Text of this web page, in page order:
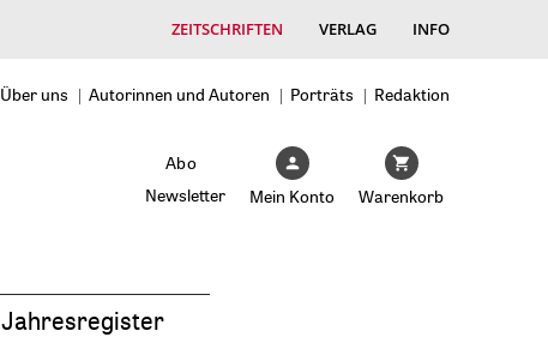
ZEITSCHRIFTEN VERLAG INFO
Über uns Autorinnen und Autoren Porträts
Redaktion
Abo
Newsletter
Mein Konto Warenkorb
Jahresregister